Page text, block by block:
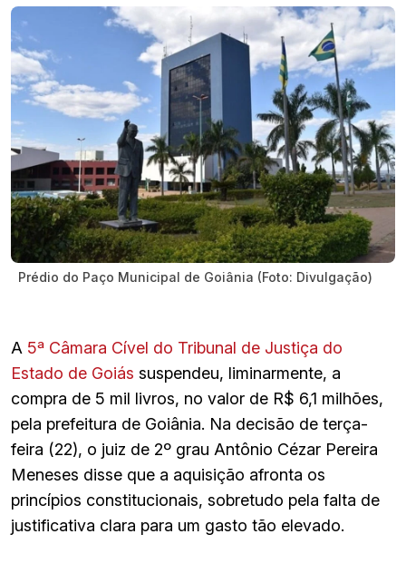
Prédio do Paço Municipal de Goiânia (Foto: Divulgação)
A 5ª Câmara Cível do Tribunal de Justiça do
Estado de Goiás suspendeu, liminarmente, a
compra de 5 mil livros, no valor de R$ 6,1 milhões,
pela prefeitura de Goiânia. Na decisão de terça-
feira (22), o juiz de 2º grau Antônio Cézar Pereira
Meneses disse que a aquisição afronta os
princípios constitucionais, sobretudo pela falta de
justificativa clara para um gasto tão elevado.